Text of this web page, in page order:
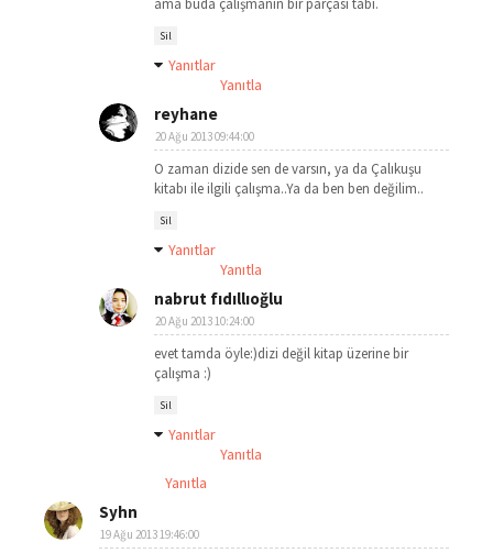
ama buda çalışmanın bir parçası tabi.
Sil
Yanıtlar
Yanıtla
reyhane
20 Ağu 2013 09:44:00
O zaman dizide sen de varsın, ya da Çalıkuşu
kitabı ile ilgili çalışma..Ya da ben ben değilim..
Sil
Yanıtlar
Yanıtla
nabrut fıdıllıoğlu
20 Ağu 2013 10:24:00
evet tamda öyle:)dizi değil kitap üzerine bir
çalışma :)
Sil
Yanıtlar
Yanıtla
Yanıtla
Syhn
19 Ağu 2013 19:46:00